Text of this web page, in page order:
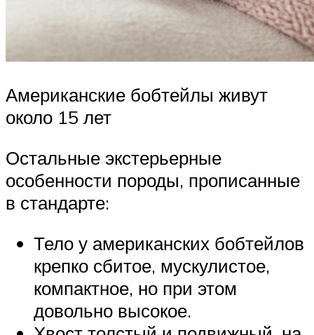
Американские бобтейлы живут
около 15 лет
Остальные экстерьерные
особенности породы, прописанные
в стандарте:
Тело у американских бобтейлов
крепко сбитое, мускулистое,
компактное, но при этом
довольно высокое.